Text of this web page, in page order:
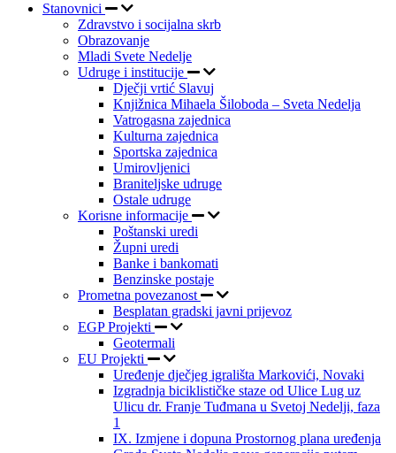
Stanovnici
Zdravstvo i socijalna skrb
Obrazovanje
Mladi Svete Nedelje
Udruge i institucije
Dječji vrtić Slavuj
Knjižnica Mihaela Šiloboda – Sveta Nedelja
Vatrogasna zajednica
Kulturna zajednica
Sportska zajednica
Umirovljenici
Braniteljske udruge
Ostale udruge
Korisne informacije
Poštanski uredi
Župni uredi
Banke i bankomati
Benzinske postaje
Prometna povezanost
Besplatan gradski javni prijevoz
EGP Projekti
Geotermali
EU Projekti
Uređenje dječjeg igrališta Markovići, Novaki
Izgradnja biciklističke staze od Ulice Lug uz
Ulicu dr. Franje Tuđmana u Svetoj Nedelji, faza
1
IX. Izmjene i dopuna Prostornog plana uređenja